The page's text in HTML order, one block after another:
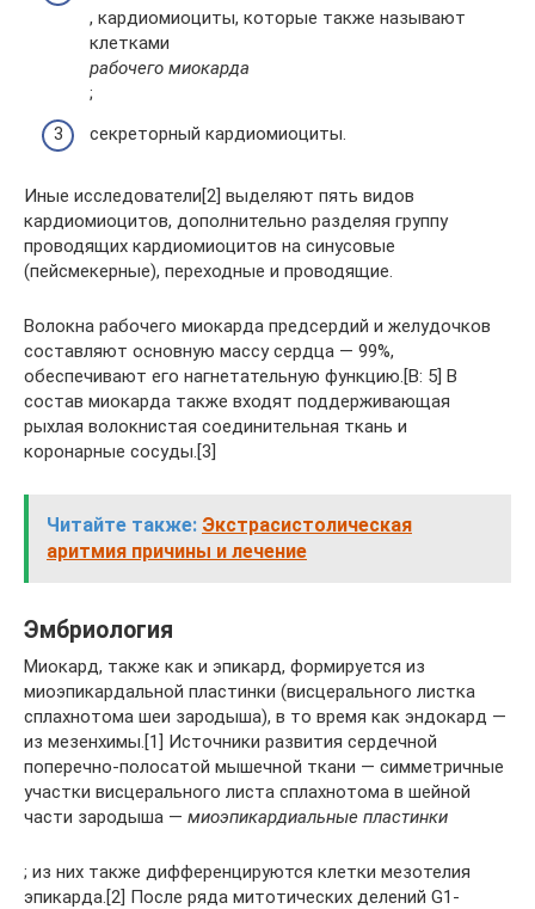
, кардиомиоциты, которые также называют
клетками
рабочего миокарда
;
секреторный кардиомиоциты.
Иные исследователи[2] выделяют пять видов
кардиомиоцитов, дополнительно разделяя группу
проводящих кардиомиоцитов на синусовые
(пейсмекерные), переходные и проводящие.
Волокна рабочего миокарда предсердий и желудочков
составляют основную массу сердца — 99%,
обеспечивают его нагнетательную функцию.[B: 5] В
состав миокарда также входят поддерживающая
рыхлая волокнистая соединительная ткань и
коронарные сосуды.[3]
Читайте также: Экстрасистолическая
аритмия причины и лечение
Эмбриология
Миокард, также как и эпикард, формируется из
миоэпикардальной пластинки (висцерального листка
сплахнотома шеи зародыша), в то время как эндокард —
из мезенхимы.[1] Источники развития сердечной
поперечно-полосатой мышечной ткани — симметричные
участки висцерального листа сплахнотома в шейной
части зародыша — миоэпикардиальные пластинки
; из них также дифференцируются клетки мезотелия
эпикарда.[2] После ряда митотических делений G1-